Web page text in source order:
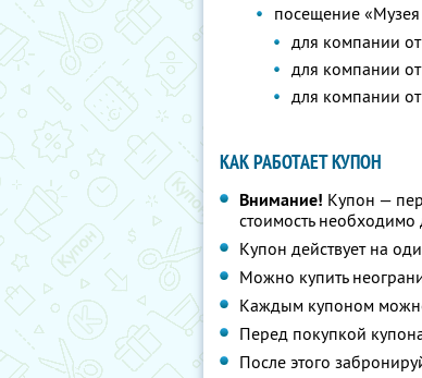
посещение
для компании
для компании
для компании
КАК РАБОТАЕТ КУПОН
Внимание! Купон —
стоимость необходимо
Купон действует на
Можно купить
Каждым купоном
Перед покупкой
После этого